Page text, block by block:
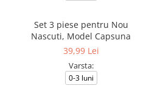
Set 3 piese pentru Nou
Nascuti, Model Capsuna
39,99 Lei
Varsta:
0-3 luni